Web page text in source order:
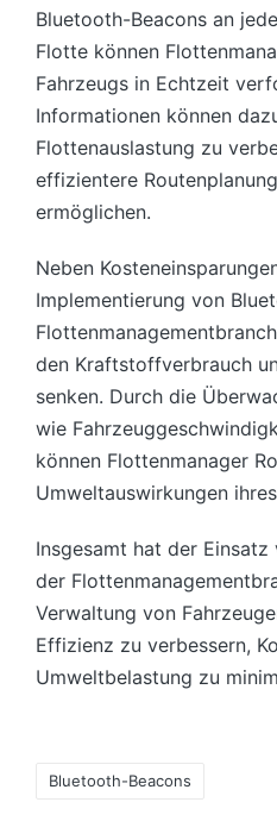
Bluetooth-Beacons an
Flotte können
Fahrzeugs in Echtzeit
Informationen können
Flottenauslastung zu
effizientere
ermöglichen.
Neben
Implementierung von
den Kraftstoffverbrauch
senken. Durch die
wie
können Flottenmanager
Umweltauswirkungen
Insgesamt hat der
der
Verwaltung von
Effizienz zu verbessern,
Umweltbelastung zu
Bluetooth-Beacons